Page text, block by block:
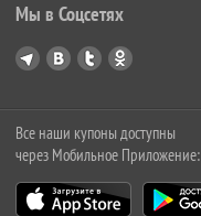
Мы в Соцсетях
Все наши купоны доступны
через Мобильное Приложение: